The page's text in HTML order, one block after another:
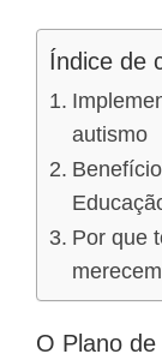
Índice de
autismo
Por que
O Plano